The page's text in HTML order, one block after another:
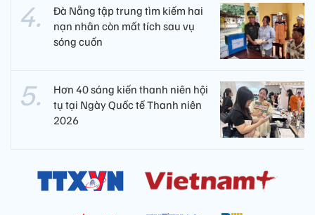
Đà Nẵng tập trung tìm kiếm hai
nạn nhân còn mất tích sau vụ
sóng cuốn
Hơn 40 sáng kiến thanh niên hội
tụ tại Ngày Quốc tế Thanh niên
2026